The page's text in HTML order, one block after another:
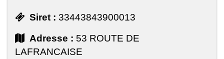
Siret : 33443843900013
Adresse : 53 ROUTE DE
LAFRANCAISE